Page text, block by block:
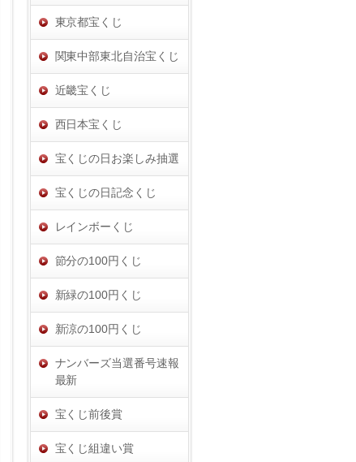
東京都宝くじ
関東中部東北自治宝くじ
近畿宝くじ
西日本宝くじ
宝くじの日お楽しみ抽選
宝くじの日記念くじ
レインボーくじ
節分の100円くじ
新緑の100円くじ
新涼の100円くじ
ナンバーズ当選番号速報
最新
宝くじ前後賞
宝くじ組違い賞